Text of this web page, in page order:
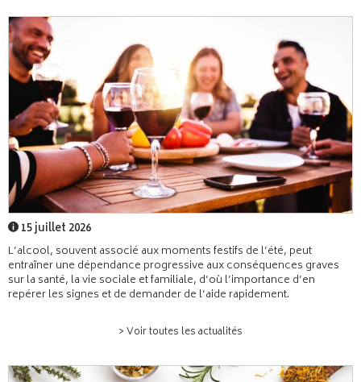
15 juillet 2026
L’alcool, souvent associé aux moments festifs de l’été, peut
entraîner une dépendance progressive aux conséquences graves
sur la santé, la vie sociale et familiale, d’où l’importance d’en
repérer les signes et de demander de l’aide rapidement.
> Voir toutes les actualités